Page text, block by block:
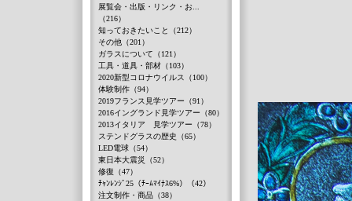
展覧会・出版・リンク・お...
（216）
知っておきたいこと（212）
その他（201）
ガラスについて（121）
工具・道具・部材（103）
2020新型コロナウイルス（100）
体験制作（94）
2019フランス見学ツアー（91）
2016イングランド見学ツアー（80）
2013イタリア 見学ツアー（78）
ステンドグラスの歴史（65）
LED電球（54）
東日本大震災（52）
修復（47）
ﾁｬﾝﾚﾝｼﾞ25（ﾁｰﾑﾏｲﾅｽ6%）（42）
注文制作・商品（38）